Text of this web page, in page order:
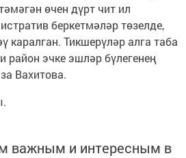
өчен дүрт чит ил
беркетмәләр төзелде,
каралган. Тикшерүләр алга таба
район эчке эшләр бүлегенең
Вахитова.
важным и интересным в